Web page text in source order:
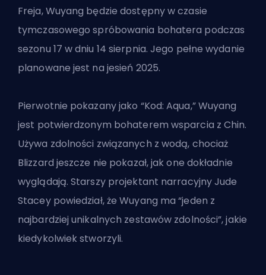
Freja, Wuyang będzie dostępny w czasie
tymczasowego spróbowania bohatera podczas
sezonu 17 w dniu 14 sierpnia. Jego pełne wydanie
planowane jest na jesień 2025.
Pierwotnie pokazany jako “Kod: Aqua,” Wuyang
jest potwierdzonym bohaterem wsparcia z Chin.
Używa zdolności związanych z wodą, chociaż
Blizzard jeszcze nie pokazał, jak one dokładnie
wyglądają. Starszy projektant narracyjny Jude
Stacey powiedział, że Wuyang ma “jeden z
najbardziej unikalnych zestawów zdolności”, jakie
kiedykolwiek stworzyli.